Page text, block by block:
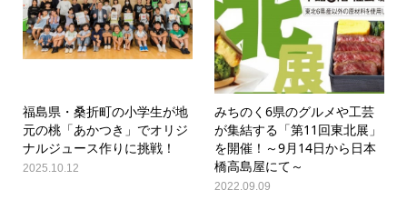
福島県・桑折町の小学生が地
元の桃「あかつき」でオリジ
ナルジュース作りに挑戦！
2025.10.12
みちのく6県のグルメや工芸
が集結する「第11回東北展」
を開催！～9月14日から日本
橋高島屋にて～
2022.09.09